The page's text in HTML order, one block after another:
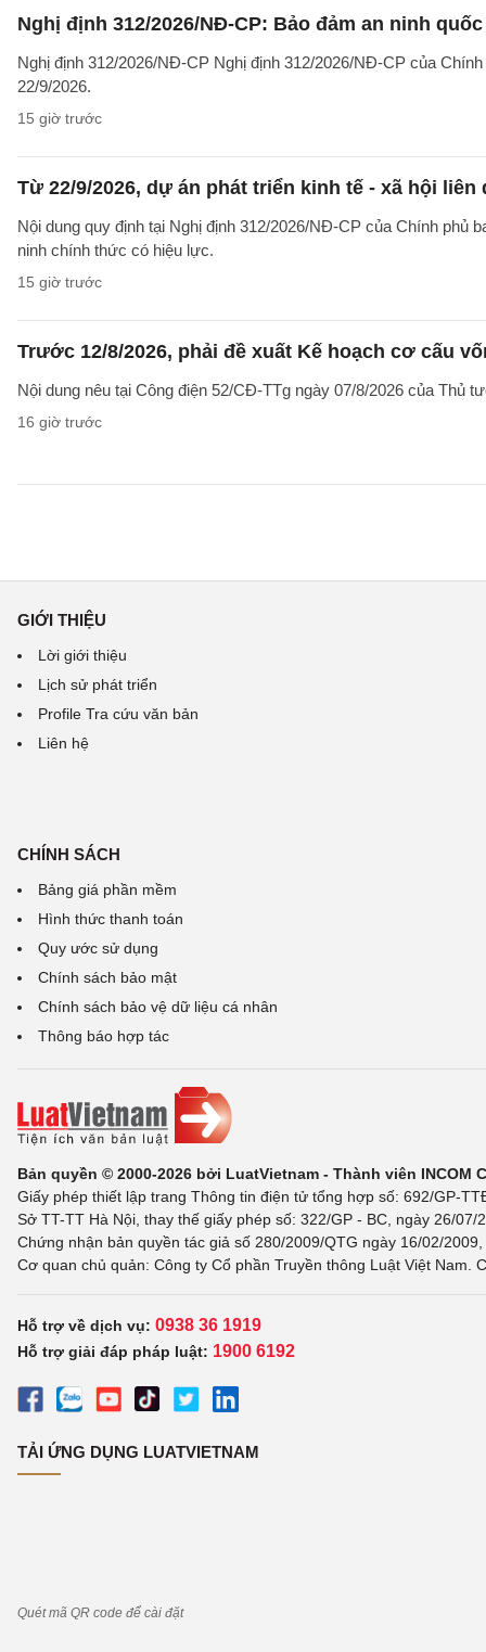
Nghị định 312/2026/NĐ-CP: Bảo đảm an ninh
Nghị định 312/2026/NĐ-CP Nghị định 312/2026/NĐ-CP của
22/9/2026.
15 giờ trước
Từ 22/9/2026, dự án phát triển kinh tế - xã hội
Nội dung quy định tại Nghị định 312/2026/NĐ-CP của Chính phủ
ninh chính thức có hiệu lực.
15 giờ trước
Trước 12/8/2026, phải đề xuất Kế hoạch cơ cấu
Nội dung nêu tại Công điện 52/CĐ-TTg ngày 07/8/2026 của Thủ
16 giờ trước
GIỚI THIỆU
Lời giới thiệu
Lịch sử phát triển
Profile Tra cứu văn bản
Liên hệ
CHÍNH SÁCH
Bảng giá phần mềm
Hình thức thanh toán
Quy ước sử dụng
Chính sách bảo mật
Chính sách bảo vệ dữ liệu cá nhân
Thông báo hợp tác
Bản quyền © 2000-2026 bởi LuatVietnam - Thành viên INCOM
Giấy phép thiết lập trang Thông tin điện tử tổng hợp số: 692/GP-
Sở TT-TT Hà Nội, thay thế giấy phép số: 322/GP - BC, ngày 26/
Chứng nhận bản quyền tác giả số 280/2009/QTG ngày 16/02/
Cơ quan chủ quản: Công ty Cổ phần Truyền thông Luật Việt Nam.
Hỗ trợ về dịch vụ: 0938 36 1919
Hỗ trợ giải đáp pháp luật: 1900 6192
TẢI ỨNG DỤNG LUATVIETNAM
Quét mã QR code để cài đặt